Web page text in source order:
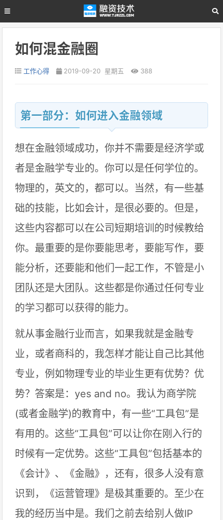
如何混金融圈
工作心得 2019-09-20 星期五 388
第一部分：如何进入金融领域
想在金融领域成功，你并不需要是经济学或
者是金融学专业的。你可以是任何学位的。
物理的，英文的，都可以。当然，有一些基
础的技能，比如会计，是很必要的。但是，
这些内容都可以在公司短期培训的时候教给
你。最重要的是你要能思考，要能写作，要
能分析，还要能和他们一起工作，不管是小
团队还是大团队。这些都是你通过任何专业
的学习都可以获得的能力。
就从事金融行业而言，如果我就是金融专
业，或者商科的，我怎样才能让自己比其他
专业，例如物理专业的毕业生更有优势？优
势？答案是：yes and no。我认为商学院
(或者金融学)的教育中，有一些“工具包”是
有用的。这些“工具包”可以让你在刚入行的
时候有一定优势。这些“工具包”包括基本的
《会计》、《金融》，还有，很多人没有意
识到，《运营管理》是极其重要的。至少在
我的经历当中是。我们之前去给别人做IP